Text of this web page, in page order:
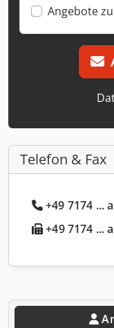
Angebote
Telefon & Fax
+49 7174 ...
+49 7174 ...